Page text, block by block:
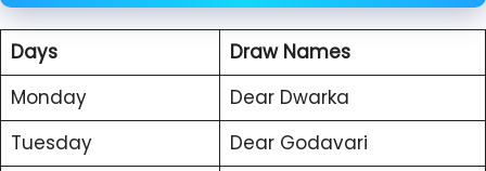
Days
Draw Names
Monday
Dear Dwarka
Tuesday
Dear Godavari